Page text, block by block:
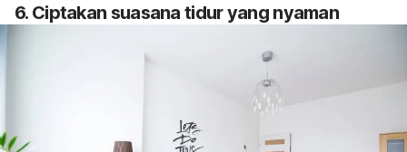
6. Ciptakan suasana tidur yang nyaman